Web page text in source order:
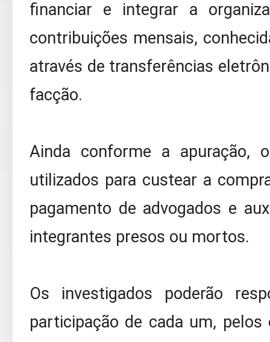
financiar e integrar a
contribuições mensais,
através de transferências
facção.
Ainda conforme a apuração,
utilizados para custear a
pagamento de advogados e
integrantes presos ou mortos.
Os investigados poderão
participação de cada um,